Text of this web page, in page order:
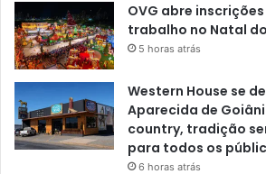
OVG abre
trabalho no Natal
5 horas atrás
Western House se
Aparecida de
country, tradição
para todos os
6 horas atrás